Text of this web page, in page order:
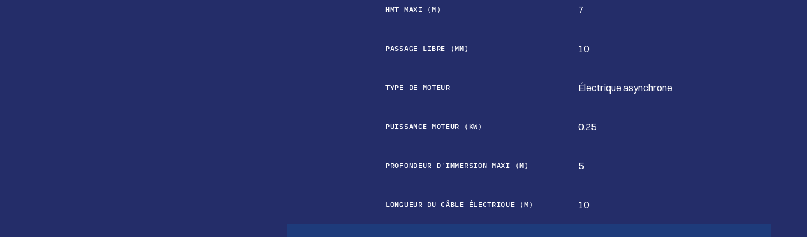
HMT MAXI (M) 7
PASSAGE LIBRE (MM) 10
TYPE DE MOTEUR Électrique asynchrone
PUISSANCE MOTEUR (KW) 0.25
PROFONDEUR D'IMMERSION MAXI (M) 5
LONGUEUR DU CÂBLE ÉLECTRIQUE (M) 10